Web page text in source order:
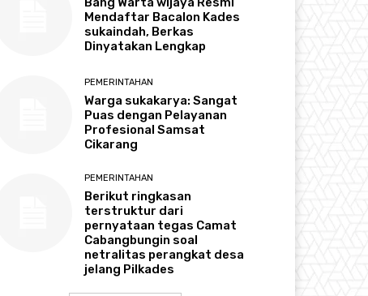
Mendaftar Bacalon Kades
sukaindah, Berkas
Dinyatakan Lengkap
PEMERINTAHAN
Warga sukakarya: Sangat
Puas dengan Pelayanan
Profesional Samsat
Cikarang
PEMERINTAHAN
Berikut ringkasan
terstruktur dari
pernyataan tegas Camat
Cabangbungin soal
netralitas perangkat desa
jelang Pilkades